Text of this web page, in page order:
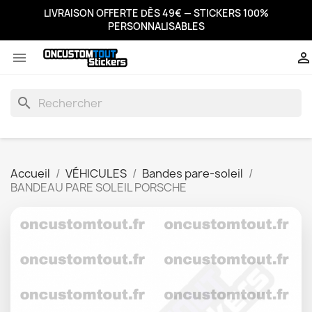
LIVRAISON OFFERTE DÈS 49€ — STICKERS 100%
PERSONNALISABLES
 
search
Accueil VÉHICULES
Bandes pare-soleil
BANDEAU PARE SOLEIL PORSCHE